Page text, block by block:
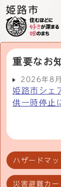
重要なお
2026年8
姫路市シェ
供一時停止
ハザードマッ
災害避難カー